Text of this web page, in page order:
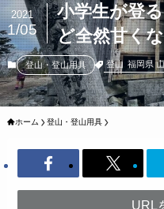
小学生が登
ど全然甘く
2021
1/05
登山・登山用具 登山 福岡県 山
ホーム 登山・登山用具
URL